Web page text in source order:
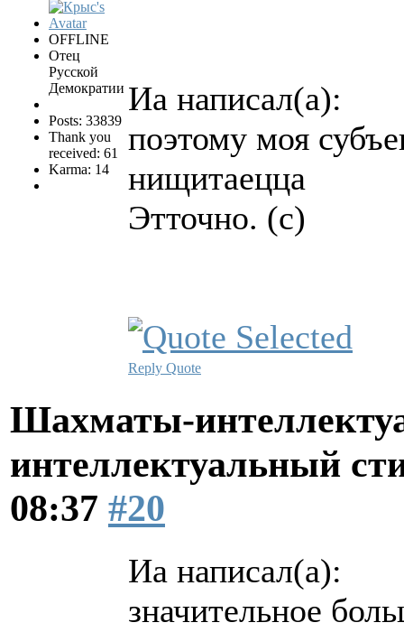
OFFLINE
Отец
Русской
Демократии
Posts: 33839
Thank you
received: 61
Karma: 14
Иа написал(а):
поэтому моя
нищитаецца
Этточно. (с)
Reply Quote
Шахматы-
интеллектуальный
08:37 #20
Иа написал(а):
значительное